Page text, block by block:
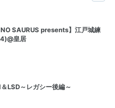
SAURUS presents】江戸城練
皇居
LSD～レガシー後編～